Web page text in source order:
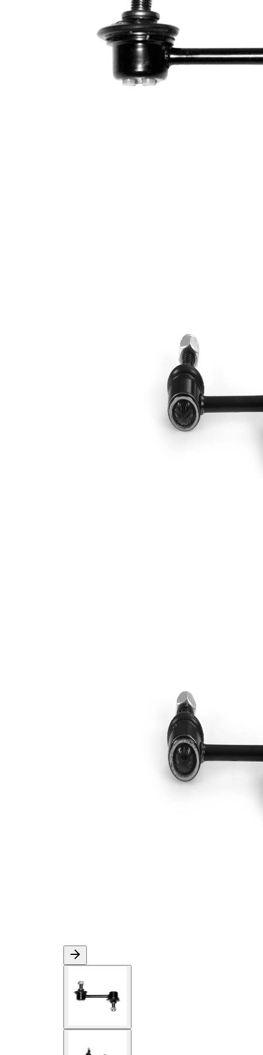
závitu 1
M10 x 1,25